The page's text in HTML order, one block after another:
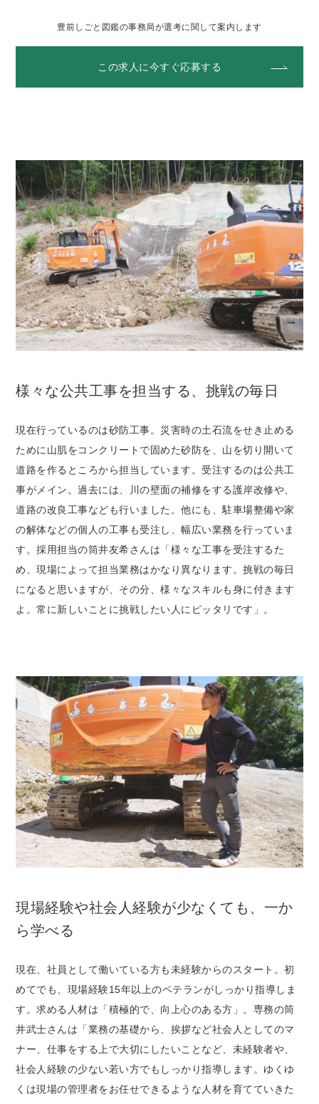
豊前しごと図鑑の事務局が選考に関して案内します
この求人に今すぐ応募する
様々な公共工事を担当する、挑戦の毎日
現在行っているのは砂防工事。災害時の土石流をせき止める
ために山肌をコンクリートで固めた砂防を、山を切り開いて
道路を作るところから担当しています。受注するのは公共工
事がメイン。過去には、川の壁面の補修をする護岸改修や、
道路の改良工事なども行いました。他にも、駐車場整備や家
の解体などの個人の工事も受注し、幅広い業務を行っていま
す。採用担当の筒井友希さんは「様々な工事を受注するた
め、現場によって担当業務はかなり異なります。挑戦の毎日
になると思いますが、その分、様々なスキルも身に付きます
よ。常に新しいことに挑戦したい人にピッタリです」。
現場経験や社会人経験が少なくても、一か
ら学べる
現在、社員として働いている方も未経験からのスタート。初
めてでも、現場経験15年以上のベテランがしっかり指導しま
す。求める人材は「積極的で、向上心のある方」。専務の筒
井武士さんは「業務の基礎から、挨拶など社会人としてのマ
ナー、仕事をする上で大切にしたいことなど、未経験者や、
社会人経験の少ない若い方でもしっかり指導します。ゆくゆ
くは現場の管理者をお任せできるような人材を育てていきた